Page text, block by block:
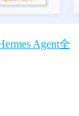
Agent全